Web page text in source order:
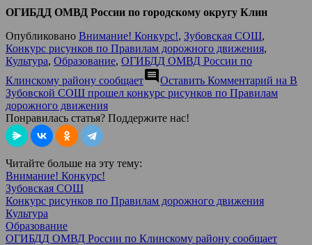
ОГИБДД ОМВД России по городскому округу Клин
Опубликовано Внимание! Конкурс!, Зубовская СОШ,
Конкурс рисунков по Правилам дорожного движения,
Культура, Образование, ОГИБДД ОМВД России по
Клинскому району сообщаетcomment Оставить Комментарий на В
Зубовской СОШ прошел конкурс рисунков по Правилам
дорожного движения
Понравилась статья? Поддержите нас!
Читайте больше на эту тему:
Внимание! Конкурс!
Зубовская СОШ
Конкурс рисунков по Правилам дорожного движения
Культура
Образование
ОГИБДД ОМВД России по Клинскому району сообщает